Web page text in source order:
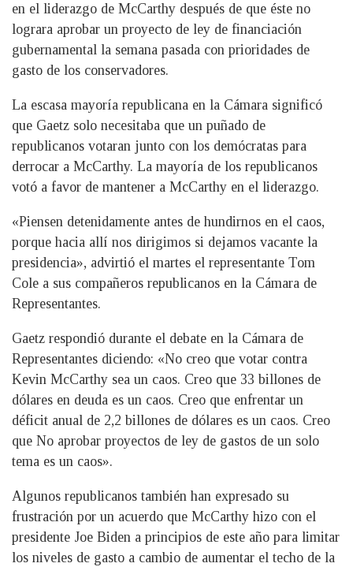
en el liderazgo de McCarthy después de que éste no
lograra aprobar un proyecto de ley de financiación
gubernamental la semana pasada con prioridades de
gasto de los conservadores.
La escasa mayoría republicana en la Cámara significó
que Gaetz solo necesitaba que un puñado de
republicanos votaran junto con los demócratas para
derrocar a McCarthy. La mayoría de los republicanos
votó a favor de mantener a McCarthy en el liderazgo.
«Piensen detenidamente antes de hundirnos en el caos,
porque hacia allí nos dirigimos si dejamos vacante la
presidencia», advirtió el martes el representante Tom
Cole a sus compañeros republicanos en la Cámara de
Representantes.
Gaetz respondió durante el debate en la Cámara de
Representantes diciendo: «No creo que votar contra
Kevin McCarthy sea un caos. Creo que 33 billones de
dólares en deuda es un caos. Creo que enfrentar un
déficit anual de 2,2 billones de dólares es un caos. Creo
que No aprobar proyectos de ley de gastos de un solo
tema es un caos».
Algunos republicanos también han expresado su
frustración por un acuerdo que McCarthy hizo con el
presidente Joe Biden a principios de este año para limitar
los niveles de gasto a cambio de aumentar el techo de la